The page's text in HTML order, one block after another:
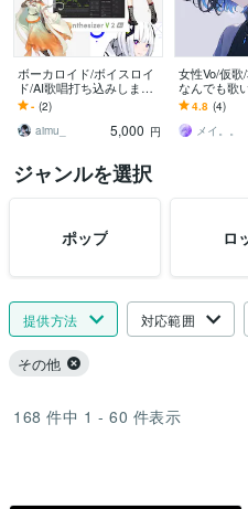
ボーカロイド/ボイスロイ
ド/AI歌唱打ち込みします
SynthV・初音ミク・重音
テト・可不ほか様々なボ
イスに対応
- (2)
aimu_
5,000 円
女性Vo/仮歌
なんでも歌
クリアボイ
キーボイス
ぞ！
4.8 (4)
メイ。。
ジャンルを選択
ポップ ロ
提供方法 対応範囲
その他
168 件中 1 - 60 件表示